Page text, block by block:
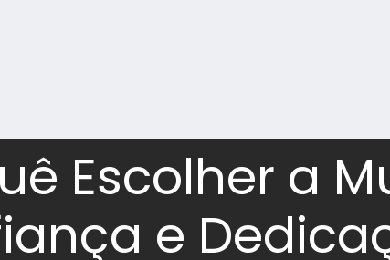
Escolher a
e